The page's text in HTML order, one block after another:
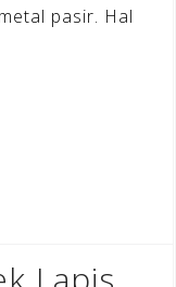
pasir. Hal